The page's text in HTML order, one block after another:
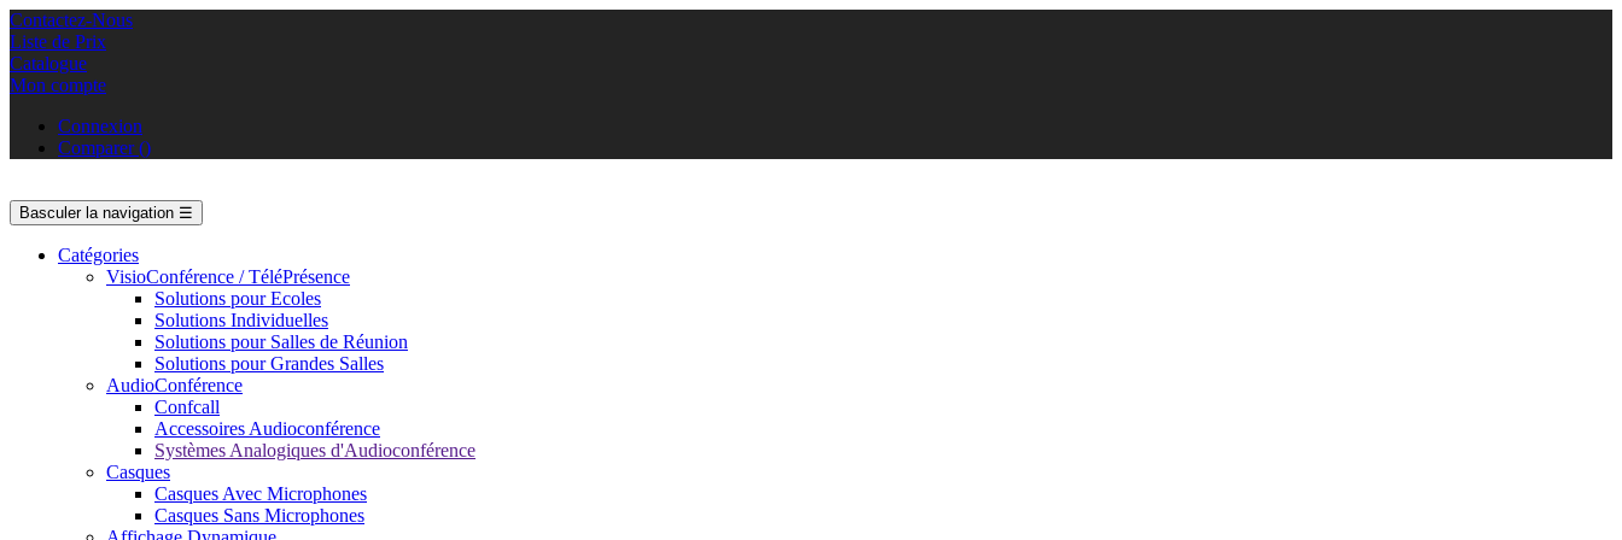
Contactez-Nous
Liste de Prix
Catalogue
Mon compte
Connexion
Comparer()
Basculer la navigation ☰
Catégories
VisioConférence / TéléPrésence
Solutions pour Ecoles
Solutions Individuelles
Solutions pour Salles de Réunion
Solutions pour Grandes Salles
AudioConférence
Confcall
Accessoires Audioconférence
Systèmes Analogiques d'Audioconférence
Casques
Casques Avec Microphones
Casques Sans Microphones